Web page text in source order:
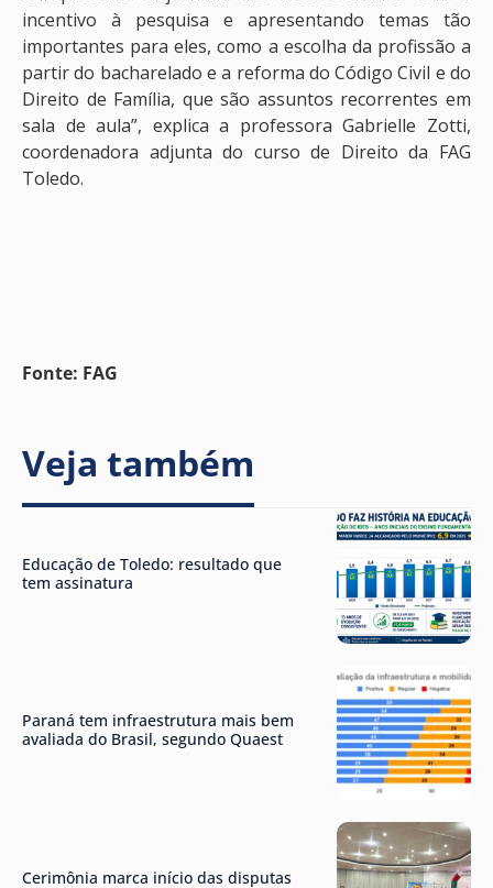
incentivo à pesquisa e apresentando temas tão
importantes para eles, como a escolha da profissão a
partir do bacharelado e a reforma do Código Civil e do
Direito de Família, que são assuntos recorrentes em
sala de aula”, explica a professora Gabrielle Zotti,
coordenadora adjunta do curso de Direito da FAG
Toledo.
Fonte: FAG
Veja também
Educação de Toledo: resultado que
tem assinatura
Paraná tem infraestrutura mais bem
avaliada do Brasil, segundo Quaest
Cerimônia marca início das disputas